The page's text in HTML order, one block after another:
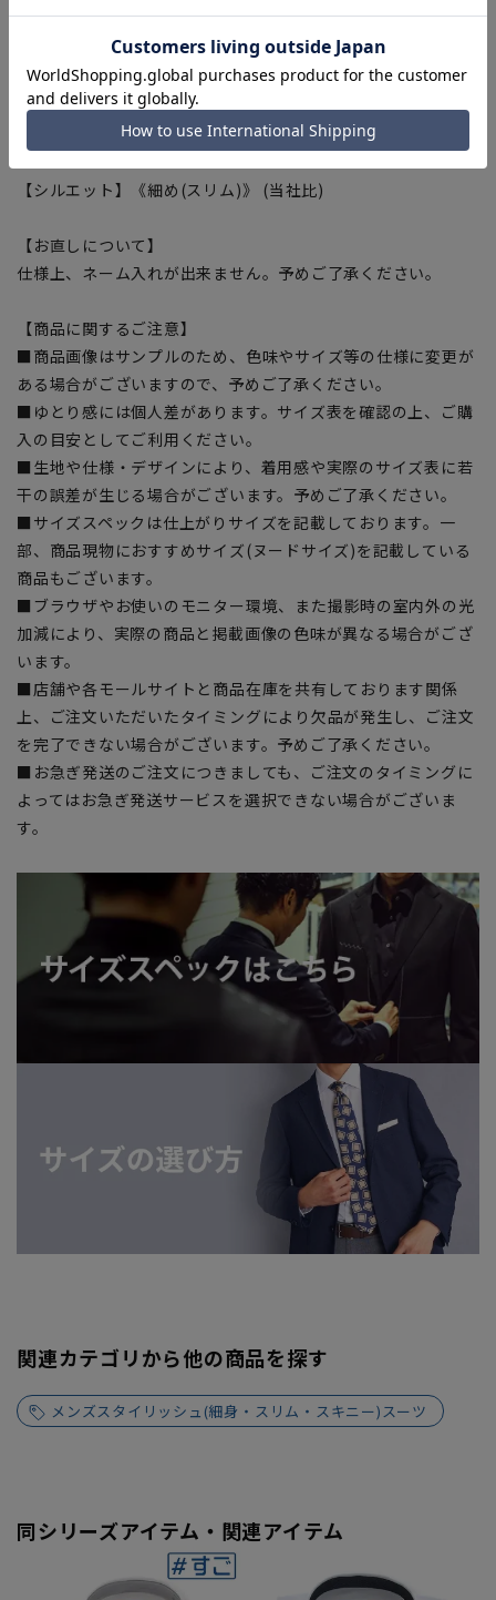
■Plastics Smart
この商品はリサイクル原料を使用し、プラスチック・スマート
に賛同しています。当製品は裏地の糸の一部にECOBLUE®を使
用しています。ECOBLUE®はマテリアルリサイクルにより、ペ
ットボトルを繊維へと再生しています。
【シルエット】《細め(スリム)》 (当社比)
【お直しについて】
仕様上、ネーム入れが出来ません。予めご了承ください。
【商品に関するご注意】
■商品画像はサンプルのため、色味やサイズ等の仕様に変更が
ある場合がございますので、予めご了承ください。
■ゆとり感には個人差があります。サイズ表を確認の上、ご購
入の目安としてご利用ください。
■生地や仕様・デザインにより、着用感や実際のサイズ表に若
干の誤差が生じる場合がございます。予めご了承ください。
■サイズスペックは仕上がりサイズを記載しております。一
部、商品現物におすすめサイズ(ヌードサイズ)を記載している
商品もございます。
■ブラウザやお使いのモニター環境、また撮影時の室内外の光
加減により、実際の商品と掲載画像の色味が異なる場合がござ
います。
■店舗や各モールサイトと商品在庫を共有しております関係
上、ご注文いただいたタイミングにより欠品が発生し、ご注文
を完了できない場合がございます。予めご了承ください。
■お急ぎ発送のご注文につきましても、ご注文のタイミングに
よってはお急ぎ発送サービスを選択できない場合がございま
す。
関連カテゴリから他の商品を探す
メンズスタイリッシュ(細身・スリム・スキニー)スーツ
同シリーズアイテム・関連アイテム